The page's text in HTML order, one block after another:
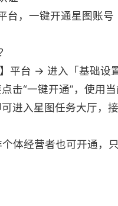
台，一键开通星图账号
平台 → 进入「基础设
击“一键开通”，使用
进入星图任务大厅，
体经营者也可开通，